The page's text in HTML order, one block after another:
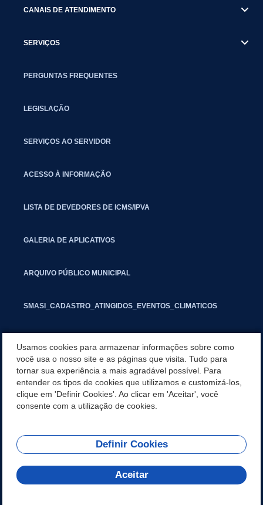
CANAIS DE ATENDIMENTO
SERVIÇOS
PERGUNTAS FREQUENTES
LEGISLAÇÃO
SERVIÇOS AO SERVIDOR
ACESSO À INFORMAÇÃO
LISTA DE DEVEDORES DE ICMS/IPVA
GALERIA DE APLICATIVOS
ARQUIVO PÚBLICO MUNICIPAL
SMASI_CADASTRO_ATINGIDOS_EVENTOS_CLIMATICOS
INFORMATIVO PIT
SEGUNDA VIA IPTU
REDES SOCIAIS
Usamos cookies para armazenar informações sobre como
você usa o nosso site e as páginas que visita. Tudo para
tornar sua experiência a mais agradável possível. Para
entender os tipos de cookies que utilizamos e customizá-los,
clique em 'Definir Cookies'. Ao clicar em 'Aceitar', você
consente com a utilização de cookies.
Definir Cookies
Aceitar